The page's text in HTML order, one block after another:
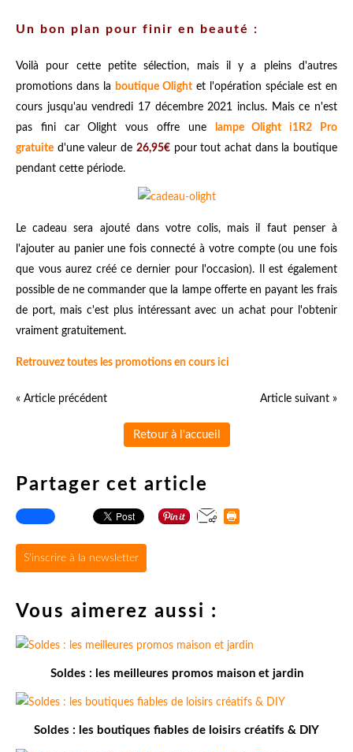
Un bon plan pour finir en beauté :
Voilà pour cette petite sélection, mais il y a pleins d'autres
promotions dans la boutique Olight et l'opération spéciale est en
cours jusqu'au vendredi 17 décembre 2021 inclus. Mais ce n'est
pas fini car Olight vous offre une
lampe Olight i1R2 Pro
gratuite d'une valeur de 26,95€pour tout achat dans la boutique
pendant cette période.
Le cadeau sera ajouté dans votre colis, mais il faut penser à
l'ajouter au panier une fois connecté à votre compte (ou une fois
que vous aurez créé ce dernier pour l'occasion). Il est également
possible de ne commander que la lampe offerte en payant les frais
de port, mais c'est plus intéressant avec un achat pour l'obtenir
vraiment gratuitement.
Retrouvez toutes les promotions en cours ici
« Article précédent Article suivant »
Retour à l'accueil
Partager cet article
S'inscrire à la newsletter
Vous aimerez aussi :
Soldes : les meilleures promos maison et jardin
Soldes : les boutiques fiables de loisirs créatifs & DIY